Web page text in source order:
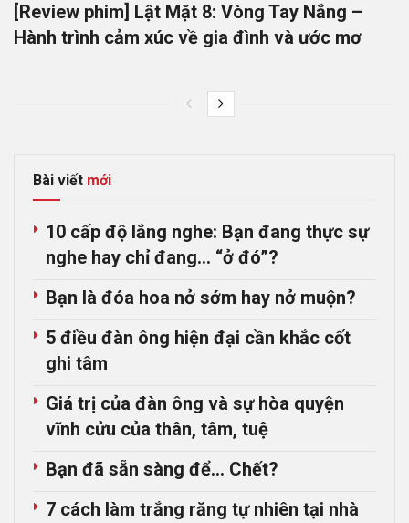
[Review phim] Lật Mặt 8: Vòng Tay Nắng –
Hành trình cảm xúc về gia đình và ước mơ
Bài viết mới
10 cấp độ lắng nghe: Bạn đang thực sự
nghe hay chỉ đang… “ở đó”?
Bạn là đóa hoa nở sớm hay nở muộn?
5 điều đàn ông hiện đại cần khắc cốt
ghi tâm
Giá trị của đàn ông và sự hòa quyện
vĩnh cửu của thân, tâm, tuệ
Bạn đã sẵn sàng để… Chết?
7 cách làm trắng răng tự nhiên tại nhà